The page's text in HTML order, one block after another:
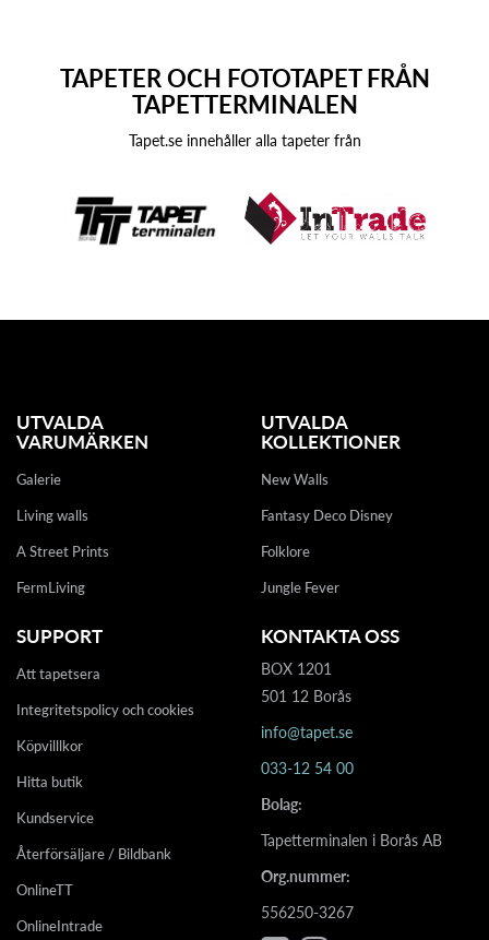
TAPETER OCH FOTOTAPET FRÅN
TAPETTERMINALEN
Tapet.se innehåller alla tapeter från
UTVALDA
VARUMÄRKEN
Galerie
Living walls
A Street Prints
FermLiving
UTVALDA
KOLLEKTIONER
New Walls
Fantasy Deco Disney
Folklore
Jungle Fever
SUPPORT
Att tapetsera
Integritetspolicy och cookies
Köpvilllkor
Hitta butik
Kundservice
Återförsäljare / Bildbank
OnlineTT
OnlineIntrade
KONTAKTA OSS
BOX 1201
501 12 Borås
info@tapet.se
033-12 54 00
Bolag:
Tapetterminalen i Borås AB
Org.nummer:
556250-3267